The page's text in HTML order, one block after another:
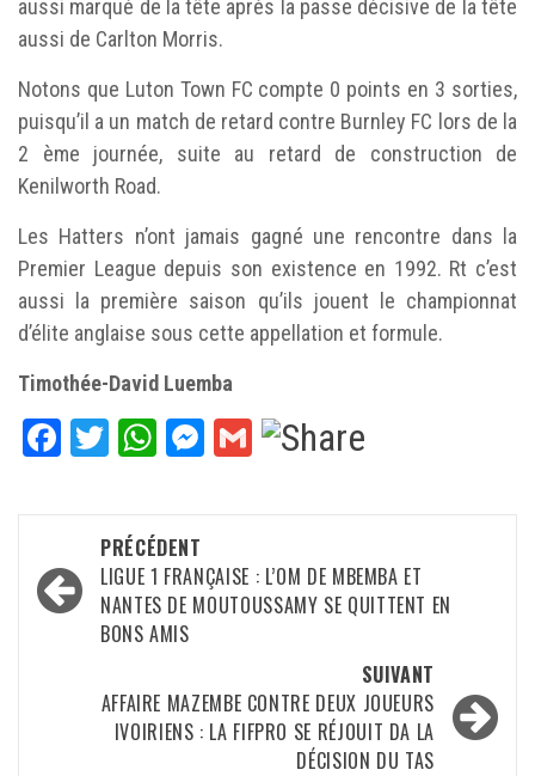
aussi marqué de la tête après la passe décisive de la tête
aussi de Carlton Morris.
Notons que Luton Town FC compte 0 points en 3 sorties,
puisqu’il a un match de retard contre Burnley FC lors de la
2 ème journée, suite au retard de construction de
Kenilworth Road.
Les Hatters n’ont jamais gagné une rencontre dans la
Premier League depuis son existence en 1992. Rt c’est
aussi la première saison qu’ils jouent le championnat
d’élite anglaise sous cette appellation et formule.
Timothée-David Luemba
Facebook
TwitterWhatsApp
Messenger
Gmail
Navigation
d’article
PRÉCÉDENT
LIGUE 1 FRANÇAISE : L’OM DE MBEMBA ET
NANTES DE MOUTOUSSAMY SE QUITTENT EN
BONS AMIS
SUIVANT
AFFAIRE MAZEMBE CONTRE DEUX JOUEURS
IVOIRIENS : LA FIFPRO SE RÉJOUIT DA LA
DÉCISION DU TAS